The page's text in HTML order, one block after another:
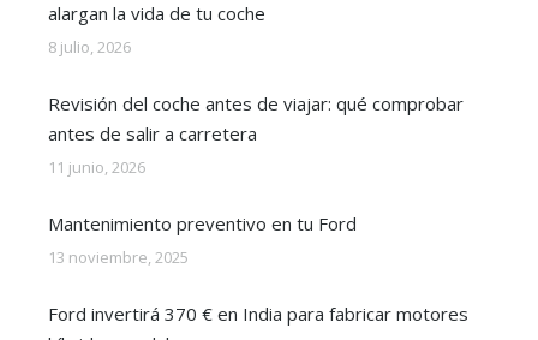
alargan la vida de tu coche
8 julio, 2026
Revisión del coche antes de viajar: qué comprobar
antes de salir a carretera
11 junio, 2026
Mantenimiento preventivo en tu Ford
13 noviembre, 2025
Ford invertirá 370 € en India para fabricar motores